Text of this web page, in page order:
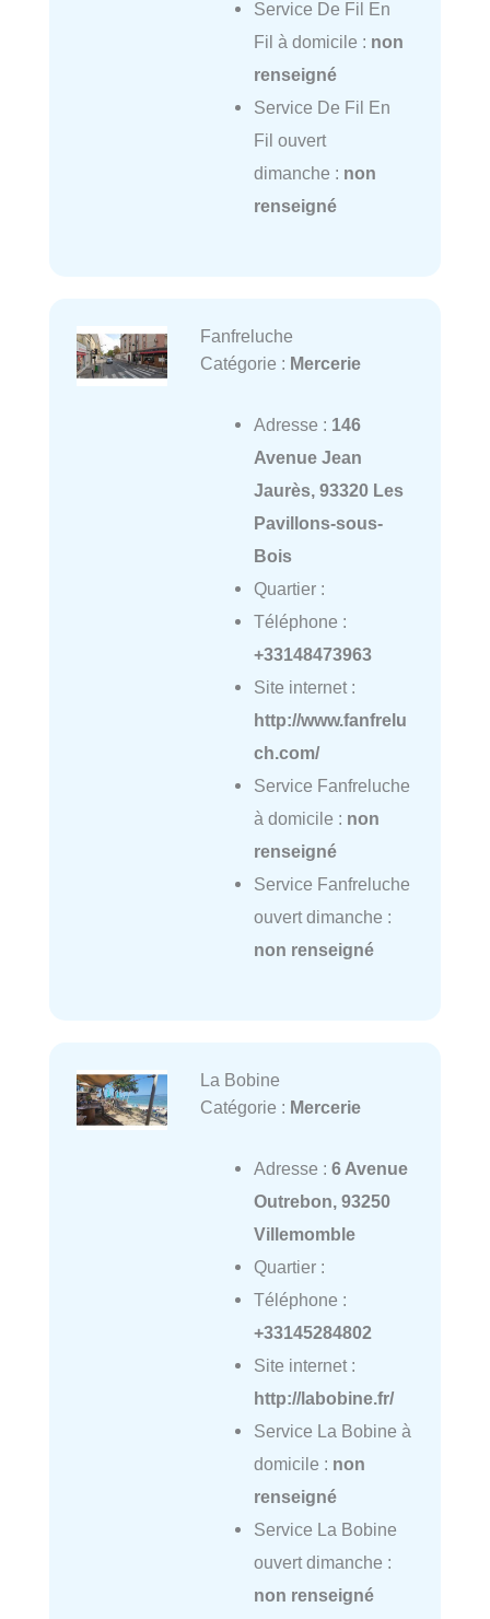
Service De Fil En
Fil à domicile : non
renseigné
Service De Fil En
Fil ouvert
dimanche : non
renseigné
Fanfreluche
Catégorie : Mercerie
Adresse : 146
Avenue Jean
Jaurès, 93320 Les
Pavillons-sous-
Bois
Quartier :
Téléphone :
+33148473963
Site internet :
http://www.fanfrelu
ch.com/
Service Fanfreluche
à domicile : non
renseigné
Service Fanfreluche
ouvert dimanche :
non renseigné
La Bobine
Catégorie : Mercerie
Adresse : 6 Avenue
Outrebon, 93250
Villemomble
Quartier :
Téléphone :
+33145284802
Site internet :
http://labobine.fr/
Service La Bobine à
domicile : non
renseigné
Service La Bobine
ouvert dimanche :
non renseigné